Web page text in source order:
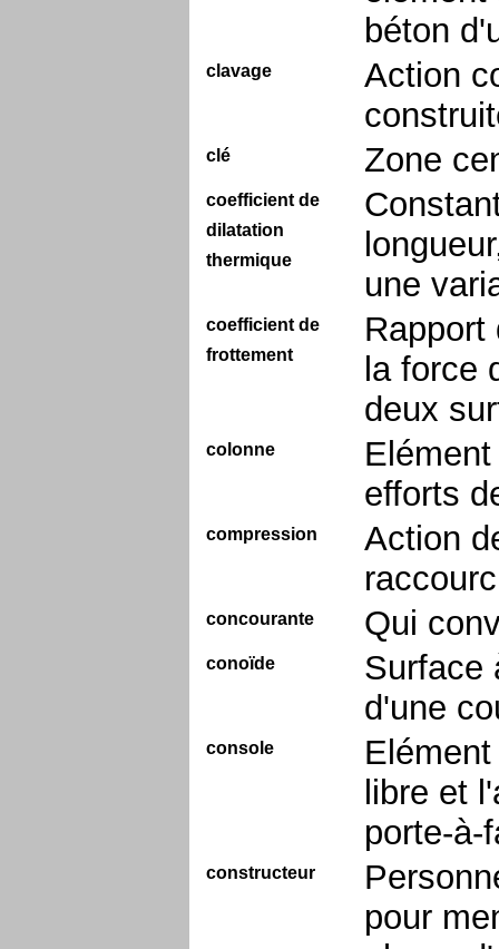
béton
clavage
Action
clé Zone
coefficient de
dilatation
thermique
une
coefficient de
frottement
Rapport
la force
deux
colonne
efforts
compression
Action
concourante Qui
conoïde
Surface
d'une
console
libre et
porte-à-
constructeur
pour